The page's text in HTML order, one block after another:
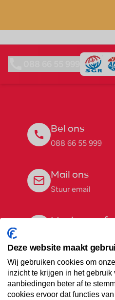
Bel ons
088 66 55 999
Mail ons
Stuur email
Maak een
Offerte
Vraag offerte aan
Deze website maakt
Wij gebruiken cookies om
inzicht te krijgen in het
aanbiedingen beter af te
cookies ervoor dat functies